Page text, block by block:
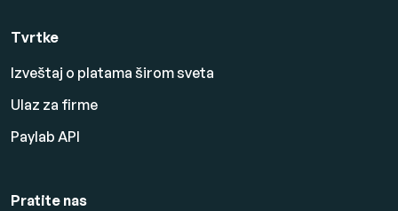
Tvrtke
Izveštaj o platama širom sveta
Ulaz za firme
Paylab API
Pratite nas